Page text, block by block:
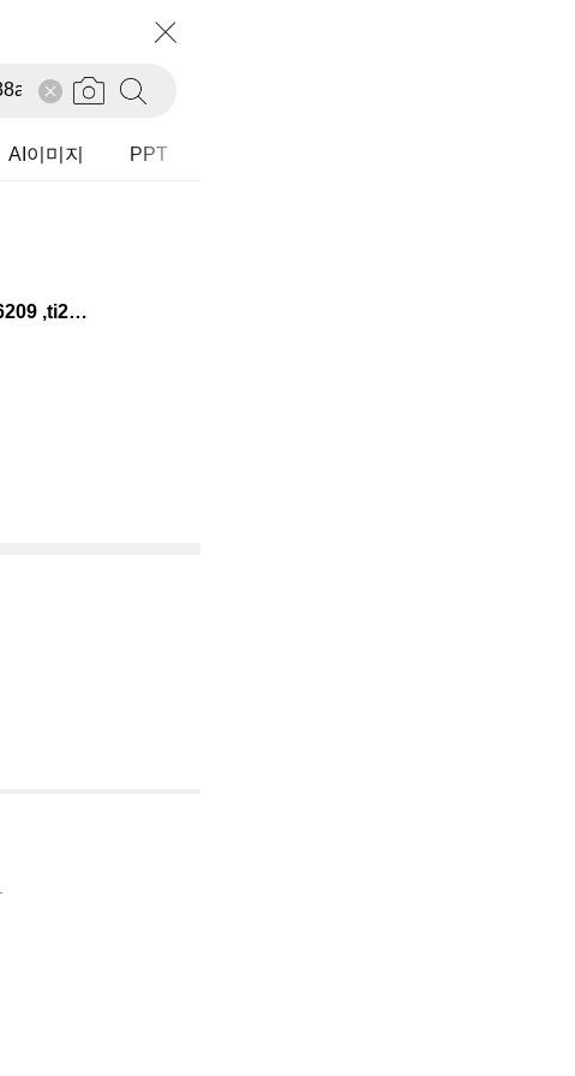
AI이미지 PPT
"ti304a358* ,ti304a278* ,( tid240t0053* 블랙프라이데이 ) ,ti238a6209 ,ti238a6206 ,ti238a6201 ,ti238a2415 ,ti238a2417 ,ti238a2414 ,ti304a14801 ,ti304a14802 ,ti304a14805 ,ta0025t000341 ,tiw036a69002 ,ti427a2203 ,ti209a7311 ,통로큐레이션"